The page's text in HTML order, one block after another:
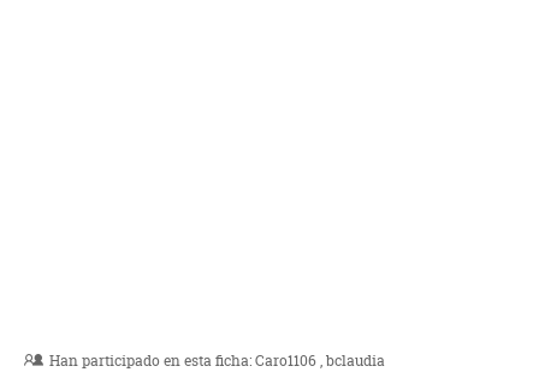
Han participado en esta ficha:Caro1106 bclaudia